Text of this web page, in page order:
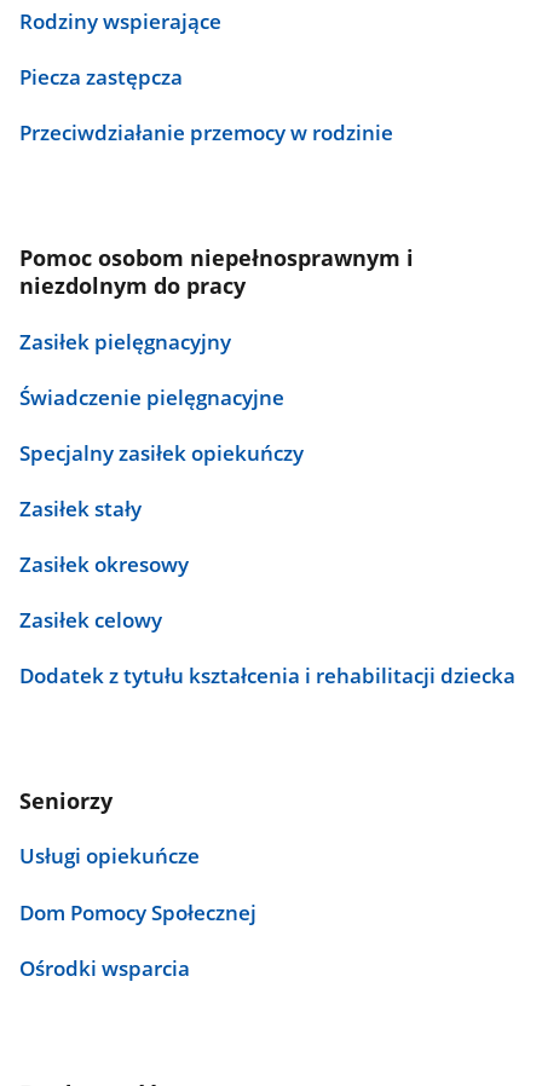
Rodziny wspierające
Piecza zastępcza
Przeciwdziałanie przemocy w rodzinie
Pomoc osobom niepełnosprawnym i
niezdolnym do pracy
Zasiłek pielęgnacyjny
Świadczenie pielęgnacyjne
Specjalny zasiłek opiekuńczy
Zasiłek stały
Zasiłek okresowy
Zasiłek celowy
Dodatek z tytułu kształcenia i rehabilitacji dziecka
Seniorzy
Usługi opiekuńcze
Dom Pomocy Społecznej
Ośrodki wsparcia